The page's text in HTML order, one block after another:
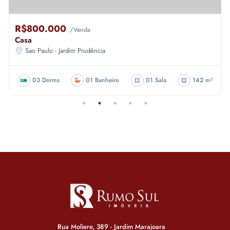
R$800.000 /Venda
Casa
Sao Paulo - Jardim Prudência
03 Dorms 01 Banheiro 01 Sala 142 m²
Rua Moliere, 389 - Jardim Marajoara